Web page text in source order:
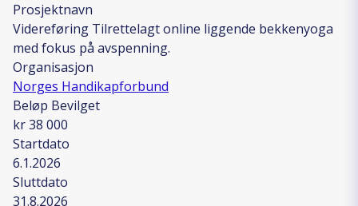
Prosjektnavn
Videreføring Tilrettelagt online liggende bekkenyoga
med fokus på avspenning.
Organisasjon
Norges Handikapforbund
Beløp Bevilget
kr 38 000
Startdato
6.1.2026
Sluttdato
31.8.2026